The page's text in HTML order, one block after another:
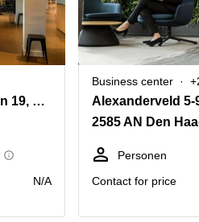
President Kennedylaan 19, Den Haag
N/A
Business center
Alexanderveld 5-
2585 AN Den
Personen
Contact for price